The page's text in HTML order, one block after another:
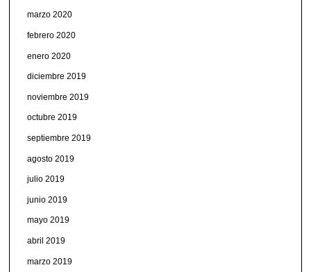
marzo 2020
febrero 2020
enero 2020
diciembre 2019
noviembre 2019
octubre 2019
septiembre 2019
agosto 2019
julio 2019
junio 2019
mayo 2019
abril 2019
marzo 2019